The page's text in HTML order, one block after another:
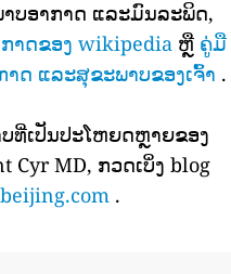
ບອາກາດ ແລະມົນລະພິດ,
າດຂອງ wikipedia ຫຼື ຄູ່ມື
ດ ແລະສຸຂະພາບຂອງເຈົ້າ .
ທີ່ເປັນປະໂຫຍດຫຼາຍຂອງ
Cyr MD, ກວດເບິ່ງ blog
.